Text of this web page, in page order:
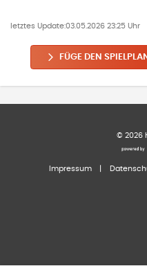
letztes Update:03.05.2026 23:25 Uhr
FÜGE DEN
© 2026
Impressum